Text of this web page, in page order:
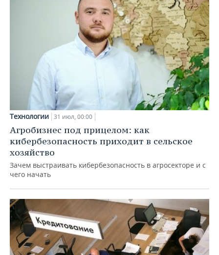
Технологии 31 июл, 00:00
Агробизнес под прицелом: как
кибербезопасность приходит в сельское
хозяйство
Зачем выстраивать кибербезопасность в агросекторе и с
чего начать